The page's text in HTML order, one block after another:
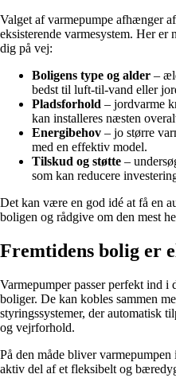
Valget af varmepumpe afhænger
eksisterende varmesystem. Her
dig på vej:
Boligens type og alder –
bedst til luft-til-vand eller
Pladsforhold – jordvarme
kan installeres næsten
Energibehov – jo større
med en effektiv model.
Tilskud og støtte –
som kan reducere
Det kan være en god idé at få en
boligen og rådgive om den mest
Fremtidens bolig er
Varmepumper passer perfekt ind i
boliger. De kan kobles sammen
styringssystemer, der automatisk
og vejrforhold.
På den måde bliver
aktiv del af et fleksibelt og